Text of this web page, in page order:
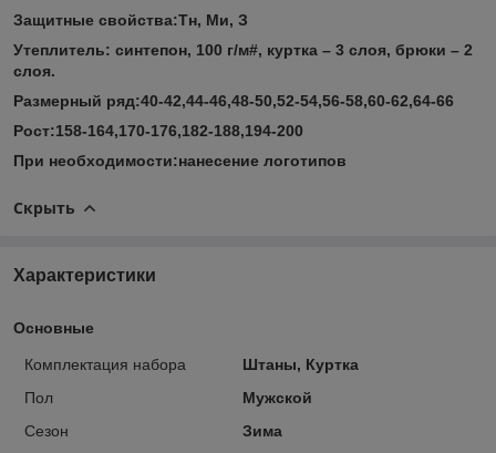
Защитные свойства:Тн, Ми, З
Утеплитель: синтепон, 100 г/м#, куртка – 3 слоя, брюки – 2
слоя.
Размерный ряд:40-42,44-46,48-50,52-54,56-58,60-62,64-66
Рост:158-164,170-176,182-188,194-200
При необходимости:нанесение логотипов
Скрыть
Характеристики
Основные
Комплектация набора
Штаны, Куртка
Пол
Мужской
Сезон
Зима